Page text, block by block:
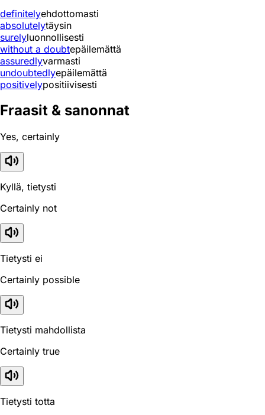
definitelyehdottomasti
absolutelytäysin
surelyluonnollisesti
without a doubtepäilemättä
assuredlyvarmasti
undoubtedlyepäilemättä
positivelypositiivisesti
Fraasit & sanonnat
Yes, certainly
Kyllä, tietysti
Certainly not
Tietysti ei
Certainly possible
Tietysti mahdollista
Certainly true
Tietysti totta